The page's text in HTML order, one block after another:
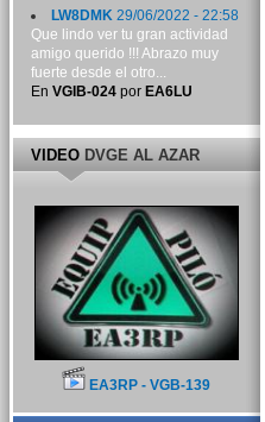
LW8DMK29/06/2022 - 22:58
Que lindo ver tu gran actividad
amigo querido !!! Abrazo muy
fuerte desde el otro...
En VGIB-024por EA6LU
VIDEODVGE AL AZAR
EA3RP - VGB-139